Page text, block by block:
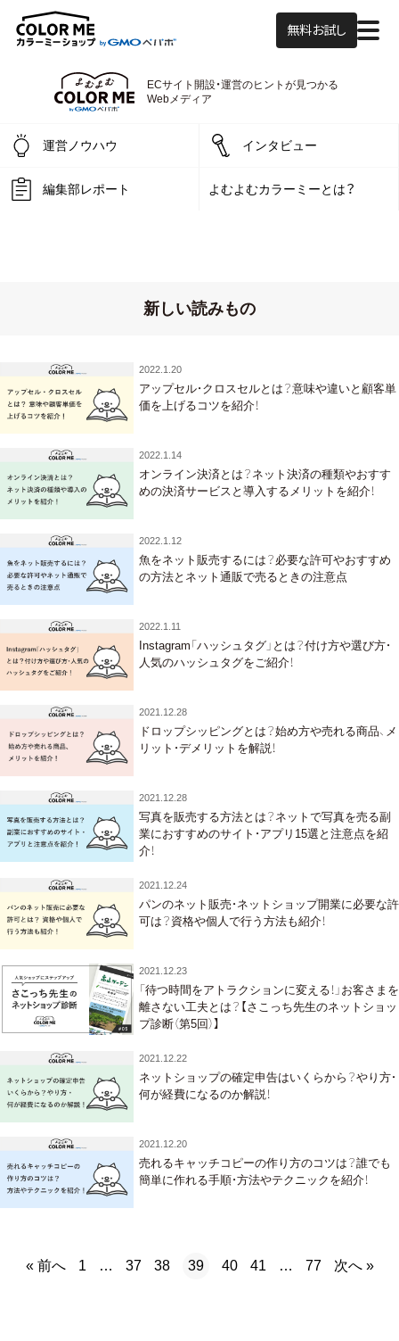
無料お試し
よむよむカラーミー
ECサイト開設・運営のヒントが見つかる
Webメディア
運営ノウハウ インタビュー
編集部レポート よむよむカラーミーとは？
新しい読みもの
2022.1.20
アップセル・クロスセルとは？意味や違いと顧客単
価を上げるコツを紹介！
2022.1.14
オンライン決済とは？ネット決済の種類やおすす
めの決済サービスと導入するメリットを紹介！
2022.1.12
魚をネット販売するには？必要な許可やおすすめ
の方法とネット通販で売るときの注意点
2022.1.11
Instagram「ハッシュタグ」とは？付け方や選び方・
人気のハッシュタグをご紹介！
2021.12.28
ドロップシッピングとは？始め方や売れる商品、メ
リット・デメリットを解説！
2021.12.28
写真を販売する方法とは？ネットで写真を売る副
業におすすめのサイト・アプリ15選と注意点を紹
介！
2021.12.24
パンのネット販売・ネットショップ開業に必要な許
可は？資格や個人で行う方法も紹介！
2021.12.23
「待つ時間をアトラクションに変える！」お客さまを
離さない工夫とは？【さこっち先生のネットショッ
プ診断（第5回）】
2021.12.22
ネットショップの確定申告はいくらから？やり方・
何が経費になるのか解説！
2021.12.20
売れるキャッチコピーの作り方のコツは？誰でも
簡単に作れる手順・方法やテクニックを紹介！
« 前へ 1 … 37 38 39 40 41 … 77 次へ »